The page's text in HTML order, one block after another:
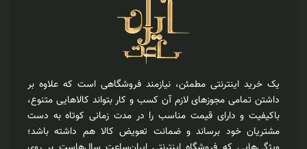
یک خرید اینترنتی مطمئن، نیازمند فروشگاهی است که علاوه بر
داشتن تمامی مجوزهای لازم آن کسب و کار بتواند کالاهایی متنوع،
باکیفیت و دارای قیمت مناسب را در مدت زمانی کوتاه به دست
مشتریان خود برساند و ضمانت تعویض کالا هم داشته باشد؛